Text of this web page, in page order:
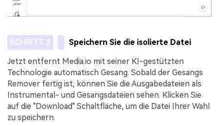
SCHRITT 2 Speichern Sie die isolierte Datei
Jetzt entfernt Media.io mit seiner KI-gestützten
Technologie automatisch Gesang. Sobald der Gesangs
Remover fertig ist, können Sie die Ausgabedateien als
Instrumental- und Gesangsdateien sehen. Klicken Sie
auf die "Download" Schaltfläche, um die Datei Ihrer Wahl
zu speichern.